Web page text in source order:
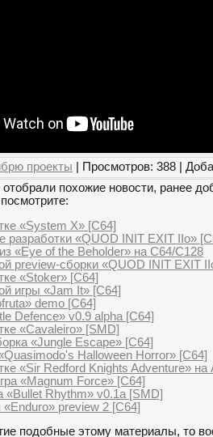
проекты | Просмотров: 388 |
похожие новости, ранее
«System X» [C64]
разработки «QUOD INIT EXIT IIo»
«Eye of the Beholder» на C64/C128
preview-сборки «QUOD INIT EXIT
«Stoker» [C64]
игры «Jam It» [C64]
demo [C64]
Defence» v0.9 alpha [C64]
«Cavaleiro» [SMD]
«Jungle Escape» [C64]
Halloween Horror» [C64]
«Sir Redford Knights Adventure» на
«Magnum Force» [C64]
«Bullet Rhythm» v0.1a [SMD]
«Enduro» preview 2 [C64]
подобные этому материалы, то